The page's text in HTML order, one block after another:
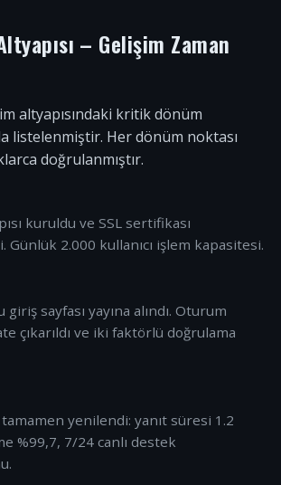
– Gelişim Zaman
altyapısındaki kritik dönüm
listelenmiştir. Her dönüm noktası
doğrulanmıştır.
kuruldu ve SSL sertifikası
2.000 kullanıcı işlem kapasitesi.
sayfası yayına alındı. Oturum
çıkarıldı ve iki faktörlü doğrulama
yenilendi: yanıt süresi 1.2
%99,7, 7/24 canlı destek